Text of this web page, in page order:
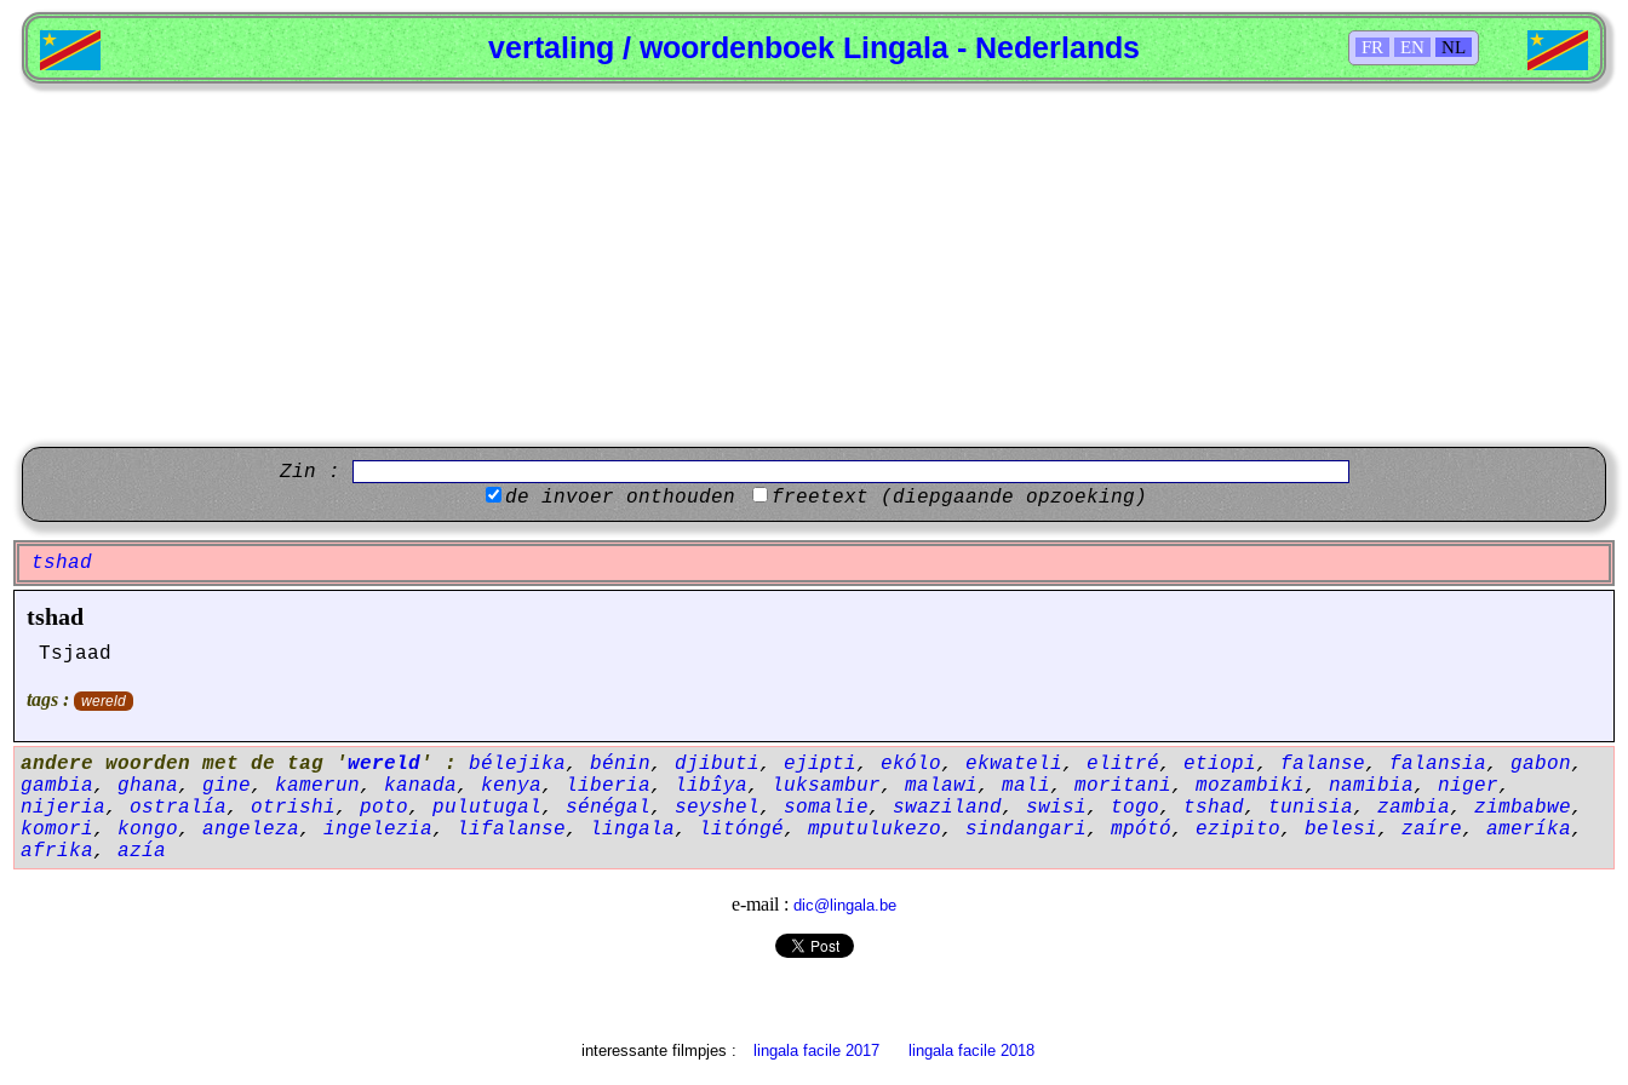
FR EN NL
vertaling / woordenboek Lingala - Nederlands
Zin :
de invoer onthouden
freetext (diepgaande opzoeking)
tshad
tshad
Tsjaad
tags : wereld
andere woorden met de tag 'wereld ' : bélejika, bénin, djibuti, ejipti, ekólo, ekwateli, elitré, etiopi, falanse, falansia, gabon,
gambia, ghana, gine, kamerun, kanada, kenya, liberia, libîya, luksambur, malawi, mali, moritani, mozambiki, namibia, niger,
nijeria, ostralía, otrishi, poto, pulutugal, sénégal, seyshel, somalie, swaziland, swisi, togo, tshad, tunisia, zambia, zimbabwe,
komori, kongo, angeleza, ingelezia, lifalanse, lingala, litóngé, mputulukezo, sindangari, mpótó, ezipito, belesi, zaíre, ameríka,
afrika, azía
e-mail : dic@lingala.be
interessante filmpjes : lingala facile 2017 lingala facile 2018